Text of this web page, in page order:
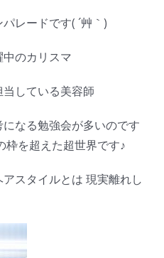
レードです( ´艸｀)
のカリスマ
している美容師
なる勉強会が多いのです
枠を超えた超世界です♪
スタイルとは 現実離れし